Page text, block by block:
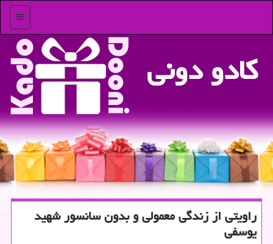
منو
كادو دونی
راویتی از زندگی معمولی و بدون سانسور شهید
یوسفی